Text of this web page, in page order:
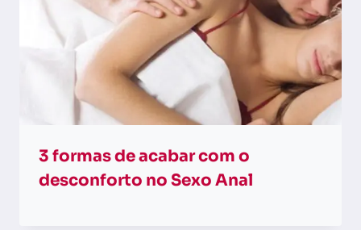
3 formas de acabar com o
desconforto no Sexo Anal